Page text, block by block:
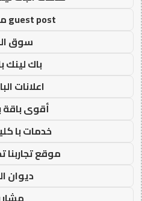
guest post مقال ضيف
سوق
باك لينك
اعلانات
أقوى باقة
خدمات با كلينك
موقع تجاربنا
ديوان